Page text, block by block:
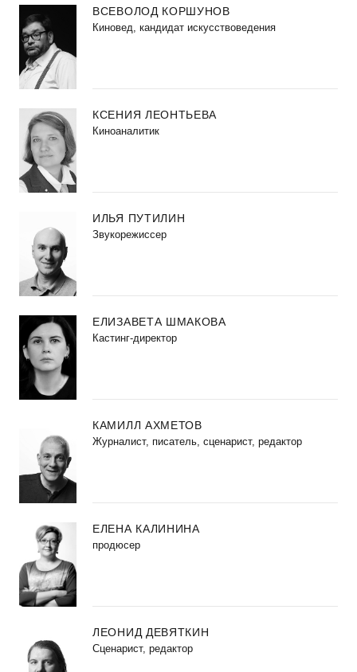
ВСЕВОЛОД КОРШУНОВ
Киновед, кандидат искусствоведения
КСЕНИЯ ЛЕОНТЬЕВА
Киноаналитик
ИЛЬЯ ПУТИЛИН
Звукорежиссер
ЕЛИЗАВЕТА ШМАКОВА
Кастинг-директор
КАМИЛЛ АХМЕТОВ
Журналист, писатель, сценарист, редактор
ЕЛЕНА КАЛИНИНА
продюсер
ЛЕОНИД ДЕВЯТКИН
Сценарист, редактор